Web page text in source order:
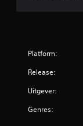
Platform:
Release:
Uitgever:
Genres: